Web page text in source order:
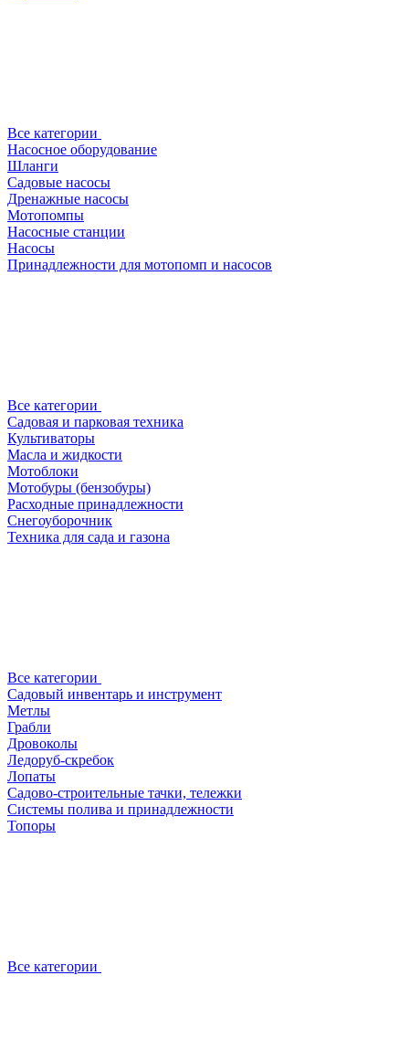
Все категории
Насосное оборудование
Шланги
Садовые насосы
Дренажные насосы
Мотопомпы
Насосные станции
Насосы
Принадлежности для мотопомп и насосов
Все категории
Садовая и парковая техника
Культиваторы
Масла и жидкости
Мотоблоки
Мотобуры (бензобуры)
Расходные принадлежности
Снегоуборочник
Техника для сада и газона
Все категории
Садовый инвентарь и инструмент
Метлы
Грабли
Дровоколы
Ледоруб-скребок
Лопаты
Садово-строительные тачки, тележки
Системы полива и принадлежности
Топоры
Все категории